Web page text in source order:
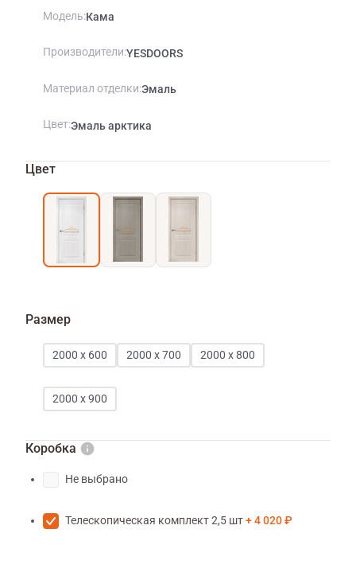
Модель Кама
Производители YESDOORS
Материал отделки Эмаль
ЦветЭмаль арктика
Цвет
Размер
2000 х 600 2000 х 700 2000 х 800
2000 х 900
Коробка
Не выбрано
Телескопическая комплект 2,5 шт 4 020 ₽